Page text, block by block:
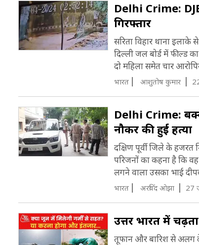
Delhi Crime:
गिरफ्तार
सरिता विहार थाना
दिल्ली जल बोर्ड में फील्ड
दो महिला समेत चार
भारत आशुतोष कुमार
Delhi Crime:
नौकर की हुई हत्या
दक्षिण पूर्वी जिले के हजरत
परिजनों का कहना है कि
लगने वाला उसका भाई
भारत अरविंद ओझा 27
उत्तर भारत में
तूफान और बारिश से अलग